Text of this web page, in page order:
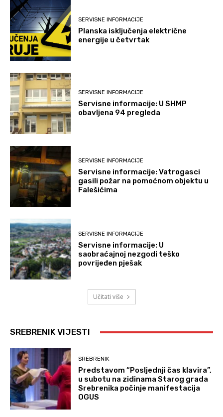
SERVISNE INFORMACIJE
Planska isključenja električne
energije u četvrtak
SERVISNE INFORMACIJE
Servisne informacije: U SHMP
obavljena 94 pregleda
SERVISNE INFORMACIJE
Servisne informacije: Vatrogasci
gasili požar na pomoćnom objektu u
Falešićima
SERVISNE INFORMACIJE
Servisne informacije: U
saobraćajnoj nezgodi teško
povrijeđen pješak
Učitati više
SREBRENIK VIJESTI
SREBRENIK
Predstavom “Posljednji čas klavira”,
u subotu na zidinama Starog grada
Srebrenika počinje manifestacija
OGUS